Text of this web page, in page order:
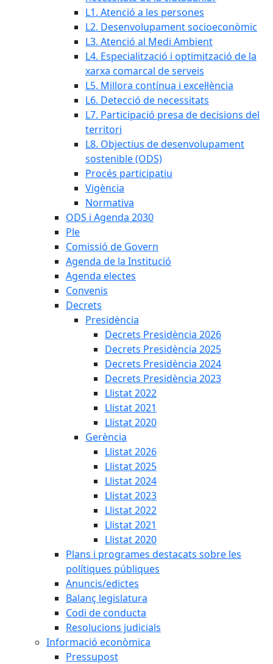
L1. Atenció a les persones
L2. Desenvolupament socioeconòmic
L3. Atenció al Medi Ambient
L4. Especialització i optimització de la
xarxa comarcal de serveis
L5. Millora contínua i excel·lència
L6. Detecció de necessitats
L7. Participació presa de decisions del
territori
L8. Objectius de desenvolupament
sostenible (ODS)
Procés participatiu
Vigència
Normativa
ODS i Agenda 2030
Ple
Comissió de Govern
Agenda de la Institució
Agenda electes
Convenis
Decrets
Presidència
Decrets Presidència 2026
Decrets Presidència 2025
Decrets Presidència 2024
Decrets Presidència 2023
Llistat 2022
Llistat 2021
Llistat 2020
Gerència
Llistat 2026
Llistat 2025
Llistat 2024
Llistat 2023
Llistat 2022
Llistat 2021
Llistat 2020
Plans i programes destacats sobre les
polítiques públiques
Anuncis/edictes
Balanç legislatura
Codi de conducta
Resolucions judicials
Informació econòmica
Pressupost